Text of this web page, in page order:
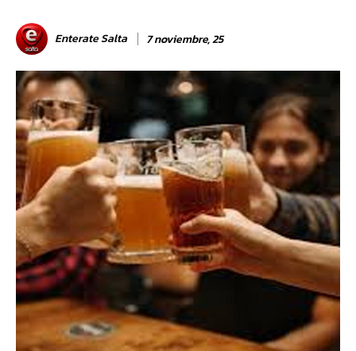
Enterate Salta 7 noviembre, 25